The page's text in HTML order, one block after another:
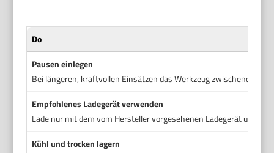
Do
Pausen einlegen
Bei längeren, kraftvollen Einsätzen das Werkzeug zwischendurch
Empfohlenes Ladegerät verwenden
Lade nur mit dem vom Hersteller vorgesehenen Ladegerät und in
Kühl und trocken lagern